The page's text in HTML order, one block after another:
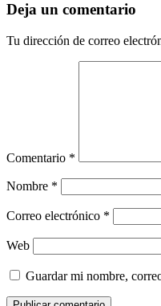
Deja un comentario
Tu dirección de correo
Comentario *
Nombre *
Correo electrónico *
Web
Guardar mi nombre,